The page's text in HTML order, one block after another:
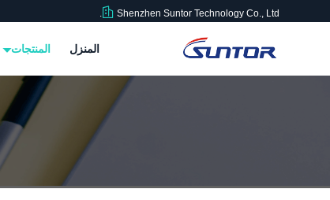
Shenzhen Suntor Technology Co., Ltd.
المنزل المنتجات